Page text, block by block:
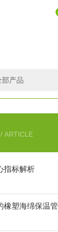
产品
/ ARTICLE
指标解析
橡塑海绵保温管